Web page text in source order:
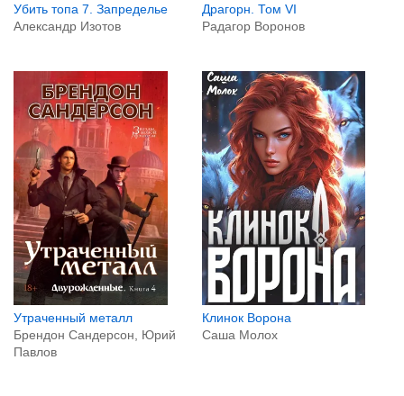
Убить топа 7. Запределье
Александр Изотов
Драгорн. Том VI
Радагор Воронов
Утраченный металл
Брендон Сандерсон, Юрий
Павлов
Клинок Ворона
Саша Молох